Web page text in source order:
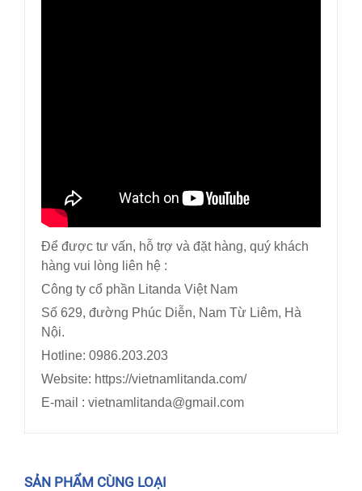
Để được tư vấn, hỗ trợ và đặt hàng, quý khách
hàng vui lòng liên hệ :
Công ty cổ phần Litanda Việt Nam
Số 629, đường Phúc Diễn, Nam Từ Liêm, Hà
Nội.
Hotline: 0986.203.203
Website: https://vietnamlitanda.com/
E-mail : vietnamlitanda@gmail.com
SẢN PHẨM CÙNG LOẠI